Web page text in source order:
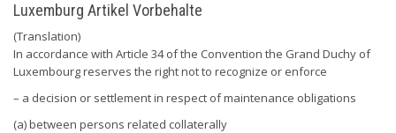
Luxemburg Artikel Vorbehalte
(Translation)
In accordance with Article 34 of the Convention the Grand Duchy of
Luxembourg reserves the right not to recognize or enforce
– a decision or settlement in respect of maintenance obligations
(a) between persons related collaterally